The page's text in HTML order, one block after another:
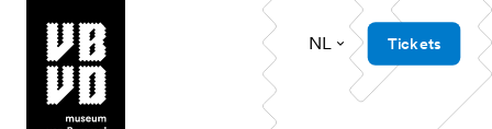
museum van Bommel van Dam
NL Tickets